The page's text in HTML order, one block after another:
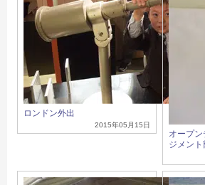
ロンドン外出
2015年05月15日
オープ
ジメント